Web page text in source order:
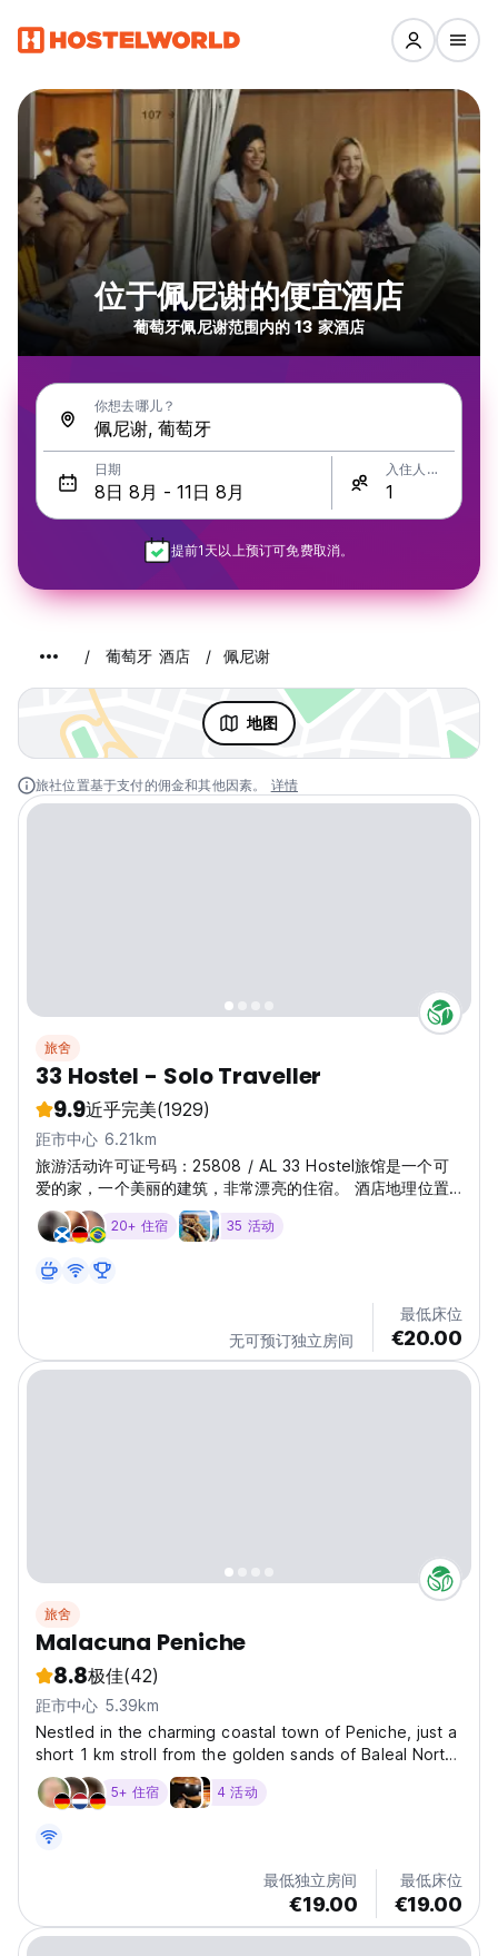
位于佩尼谢的便宜酒店
葡萄牙佩尼谢范围内的 13 家酒店
你想去哪儿？
日期 入住人数
提前1天以上预订可免费取消。
葡萄牙 酒店 佩尼谢
地图
旅社位置基于支付的佣金和其他因素。 详情
旅舍
33 Hostel - Solo Traveller
9.9近乎完美(1929)
距市中心 6.21km
旅游活动许可证号码：25808 / AL 33 Hostel旅馆是一个可
爱的家，一个美丽的建筑，非常漂亮的住宿。 酒店地理位置
优越，位于Ferrel中心，靠近Almagreira美丽的海滩，Pico
da Mota和Baleal。这是一个冲浪的好地方，或只是享受阳光
外国人。佩尼切市非常了解美妙的海滩，最重要的是成为“波
浪之都”。 冲浪者会感觉很好，所有的海滩都在一分钟之外，
有特殊的冲浪条件。 Berlengas岛和'Cabo Carvoeiro'是主
要的历史参考。非常接近的还有Serra...
20+ 住宿 35 活动
无可预订独立房间
最低床位
€20.00
旅舍
Malacuna Peniche
8.8极佳(42)
距市中心 5.39km
Nestled in the charming coastal town of Peniche, just a
short 1 km stroll from the golden sands of Baleal North
Beach, Malacuna Peniche invites guests to enjoy a
relaxing and vibrant retreat. This inviting
5+ 住宿 4 活动
最低独立房间
€19.00
最低床位
€19.00